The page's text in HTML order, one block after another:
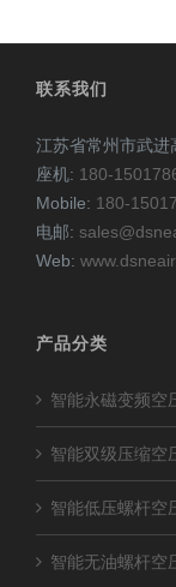
联系我们
江苏省常州市武
座机: 180-
Mobile: 180-
电邮:
Web:
产品分类
智能永磁变频空
智能双级压缩空
智能低压螺杆空
智能无油螺杆空